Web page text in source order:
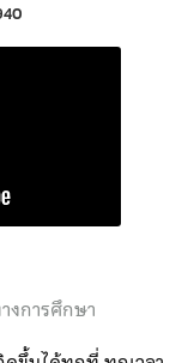
เมื่อ:
ารเข้าชม 4,940 ครั้ง
งการศึกษา